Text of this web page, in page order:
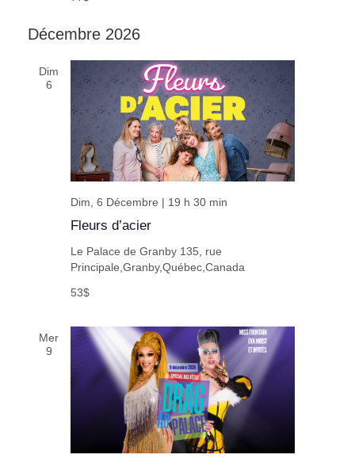
Décembre 2026
Dim
6
Fleurs d’acier
Dim, 6 Décembre | 19 h 30 min
Le Palace de Granby 135, rue
Principale,Granby,Québec,Canada
53$
Mer
9